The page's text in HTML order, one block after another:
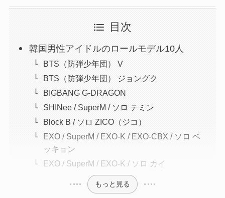
目次
韓国男性アイドルのロールモデル10人
BTS（防弾少年団） V
BTS（防弾少年団） ジョングク
BIGBANG G-DRAGON
SHINee / SuperM / ソロ テミン
Block B / ソロ ZICO（ジコ）
EXO / SuperM / EXO-K / EXO-CBX / ソロ ベ
ッキョン
EXO / SuperM / EXO-K / ソロ カイ
もっと見る